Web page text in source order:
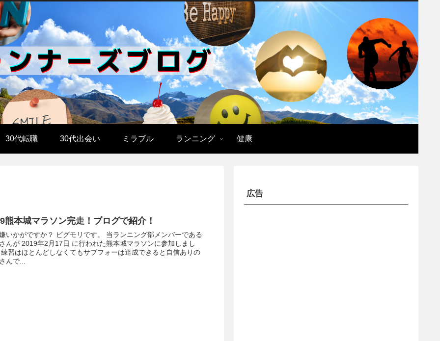
30代転職 30代出会い ミラブル ランニング 健康
熊本城マラソン完走！ブログで紹介！
がですか？ ビグモリです。 当ランニング部メンバーである
んが 2019年2月17日 に行われた熊本城マラソンに参加しまし
の
んで...
広告